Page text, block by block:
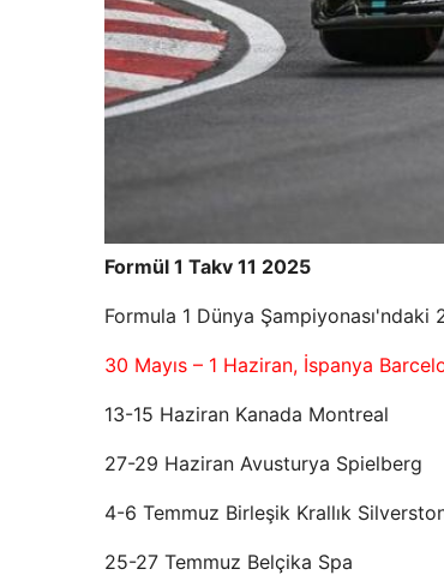
Formül 1 Takv 11 2025
Formula 1 Dünya
30 Mayıs – 1 Haziran, İspanya
13-15 Haziran Kanada Montreal
27-29 Haziran Avusturya Spielberg
4-6 Temmuz Birleşik Krallık
25-27 Temmuz Belçika Spa